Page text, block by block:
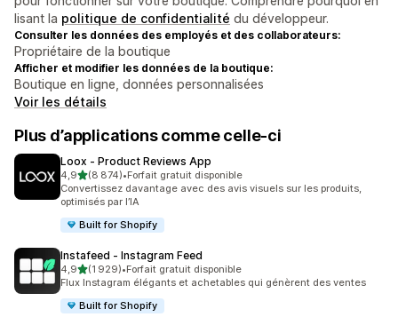
lisant la politique de confidentialité du développeur.
Consulter les données des employés et des collaborateurs:
Propriétaire de la boutique
Afficher et modifier les données de la boutique:
Boutique en ligne, données personnalisées
Voir les détails
Plus d’applications comme celle-ci
Loox ‑ Product Reviews App
4,9étoile(s) sur 5
(8 874)
8874 avis au total
•Forfait gratuit disponible
Convertissez davantage avec des avis visuels sur les produits,
optimisés par l’IA
Built for Shopify
Instafeed ‑ Instagram Feed
4,9étoile(s) sur 5
(1 929)
1929 avis au total
•Forfait gratuit disponible
Flux Instagram élégants et achetables qui génèrent des ventes
Built for Shopify